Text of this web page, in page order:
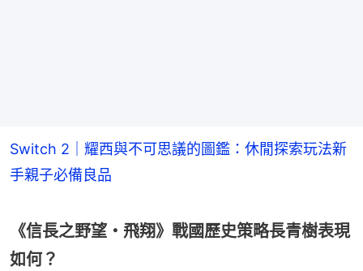
Switch 2｜耀西與不可思議的圖鑑：休閒探索玩法新
手親子必備良品
《信長之野望・飛翔》戰國歷史策略長青樹表現
如何？